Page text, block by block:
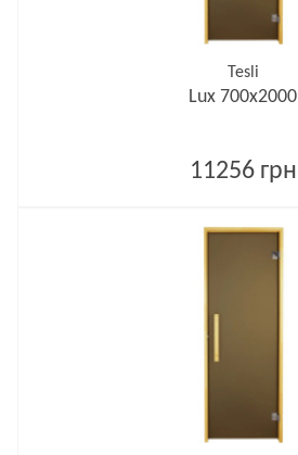
Tesli
Lux 700х2000
11256 грн